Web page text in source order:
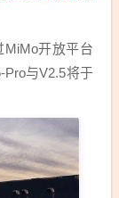
MiMo开放平台
Pro与V2.5将于